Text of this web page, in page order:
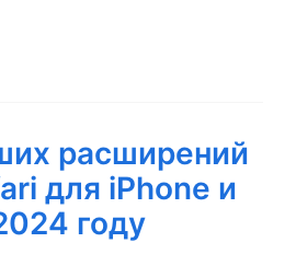
расширений
для iPhone и
году